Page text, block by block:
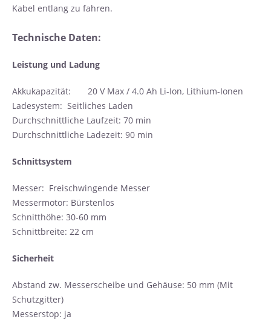
Kabel entlang zu fahren.
Technische Daten:
Leistung und Ladung
Akkukapazität: 20 V Max / 4.0 Ah Li-Ion, Lithium-Ionen
Ladesystem: Seitliches Laden
Durchschnittliche Laufzeit: 70 min
Durchschnittliche Ladezeit: 90 min
Schnittsystem
Messer: Freischwingende Messer
Messermotor: Bürstenlos
Schnitthöhe: 30-60 mm
Schnittbreite: 22 cm
Sicherheit
Abstand zw. Messerscheibe und Gehäuse: 50 mm (Mit
Schutzgitter)
Messerstop: ja